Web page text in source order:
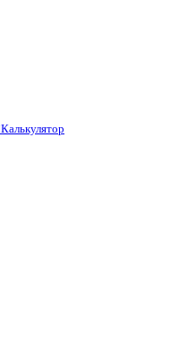
Калькулятор